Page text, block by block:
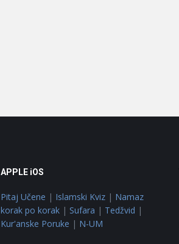
APPLE iOS
Pitaj Učene | Islamski Kviz | Namaz
korak po korak | Sufara | Tedžvid |
Kur'anske Poruke | N-UM